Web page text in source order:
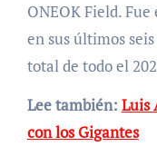
ONEOK Field.
en sus últimos
total de todo el
Lee también: Luis
con los Gigantes